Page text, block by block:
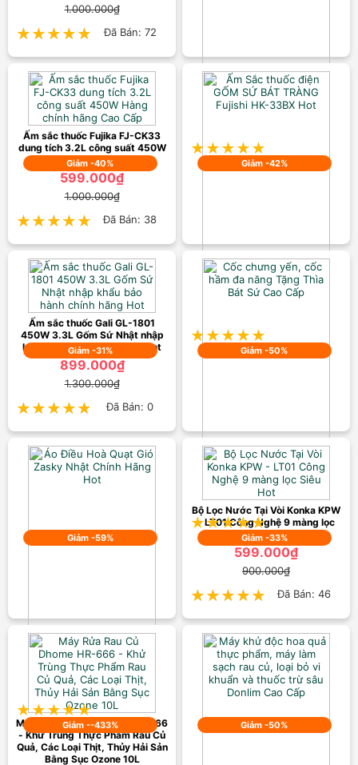
1.000.000₫
★★★★★
★★★★★ Đã Bán: 72
Ấm Sắc Thuốc Trường Thọ
BA1188 5L Cao Cấp
699.000₫
★★★★★
★★★★★
Giảm -40%
Ấm sắc thuốc Fujika FJ-CK33
dung tích 3.2L công suất 450W
Hàng chính hãng Cao Cấp
599.000₫
1.000.000₫
★★★★★
★★★★★ Đã Bán: 38
Giảm -42%
Ấm Sắc thuốc điện GỐM SỨ BÁT
TRÀNG Fujishi HK-33BX Hot
350.000₫
★★★★★
★★★★★
Giảm -31%
Ấm sắc thuốc Gali GL-1801
450W 3.3L Gốm Sứ Nhật nhập
khẩu bảo hành chính hãng Hot
899.000₫
1.300.000₫
★★★★★
★★★★★ Đã Bán: 0
Giảm -50%
Cốc chưng yến, cốc hầm đa
năng Tặng Thìa Bát Sứ Cao Cấp
599.000₫
1.200.000₫
★★★★★
★★★★★ Đã Bán: 130
Giảm -59%
Áo Điều Hoà Quạt Gió Zasky
Nhật Chính Hãng Hot
699.000₫
1.700.000₫
★★★★★
★★★★★ Đã Bán: 1193
Giảm -33%
Bộ Lọc Nước Tại Vòi Konka KPW
- LT01 Công Nghệ 9 màng lọc
Siêu Hot
599.000₫
900.000₫
★★★★★
★★★★★ Đã Bán: 46
Giảm --433%
Máy Rửa Rau Củ Dhome HR-666
- Khử Trùng Thực Phẩm Rau Củ
Quả, Các Loại Thịt, Thủy Hải Sản
Bằng Sục Ozone 10L
Giảm -50%